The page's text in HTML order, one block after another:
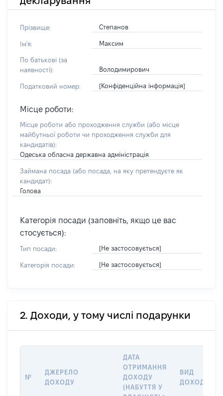
Прізвище: Степанов
Ім'я: Максим
По батькові (за
наявності):
Володимирович
Податковий номер: [Конфіденційна інформація]
Місце роботи:
Місце роботи або проходження служби (або місце
майбутньої роботи чи проходження служби для
кандидатів):
Одеська обласна державна адміністрація
Займана посада (або посада, на яку претендуєте як
кандидат):
Голова
Категорія посади (заповніть, якщо це вас
стосується):
Тип посади: [Не застосовується]
Категорія посади: [Не застосовується]
2. Доходи, у тому числі подарунки
№
ДЖЕРЕЛО
ДОХОДУ
ДАТА
ОТРИМАННЯ
ДОХОДУ
(НАБУТТЯ У
ВИД
ДОХОДУ